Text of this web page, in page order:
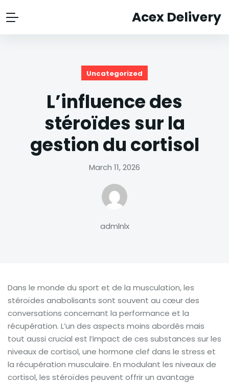
Acex Delivery
Uncategorized
L’influence des
stéroïdes sur la
gestion du cortisol
March 11, 2026
admlnlx
Dans le monde du sport et de la musculation, les
stéroïdes anabolisants sont souvent au cœur des
conversations concernant la performance et la
récupération. L’un des aspects moins abordés mais
tout aussi crucial est l’impact de ces substances sur les
niveaux de cortisol, une hormone clef dans le stress et
la récupération musculaire. En modulant les niveaux de
cortisol, les stéroïdes peuvent offrir un avantage